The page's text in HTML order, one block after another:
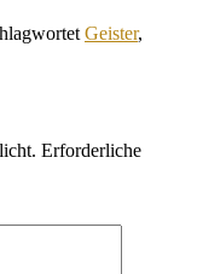
Geister,
Erforderliche